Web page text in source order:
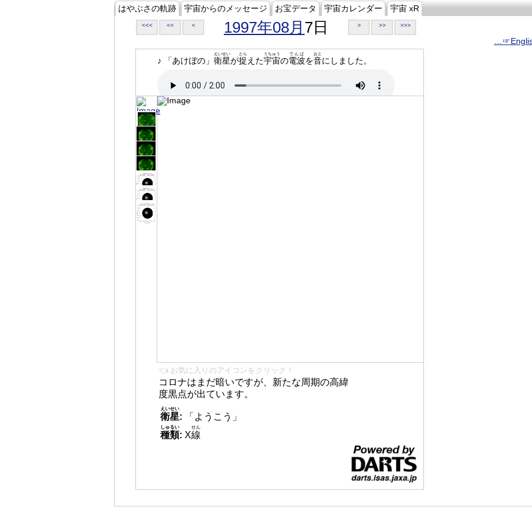
はやぶさの軌跡 宇宙からのメッセージ お宝データ 宇宙カレンダー 宇宙 xR
<<< << < 1997年08月 7日 > >> >>>
♪ 「あけぼの」 衛星
えいせい
が捉
とら
えた宇宙
うちゅう
の電波
でんぱ
を音
おと
にしました。
👈 お気に入りのアイコンをクリック！
コロナはまだ暗いですが、新たな周期の高緯
度黒点が出ています。
衛星
えいせい
:
「ようこう」
種類
しゅるい
: X線
せん